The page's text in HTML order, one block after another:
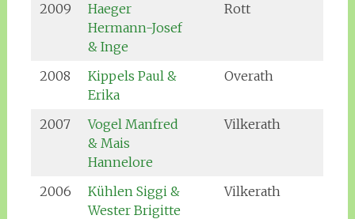
2009
Haeger
Hermann-Josef
& Inge
Rott
2008
Kippels Paul &
Erika
Overath
2007
Vogel Manfred
& Mais
Hannelore
Vilkerath
2006
Kühlen Siggi &
Wester Brigitte
Vilkerath